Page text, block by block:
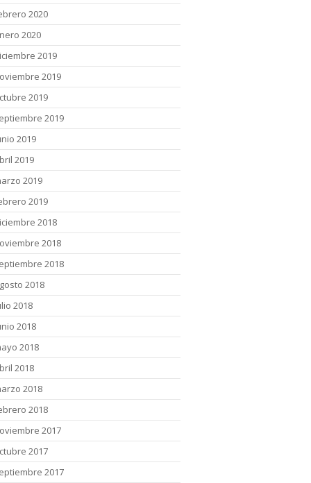
2020
2020
2019
2019
2019
2019
2019
2019
2019
2019
2018
2018
2018
2018
2018
2018
2018
2018
2018
2018
2017
2017
2017